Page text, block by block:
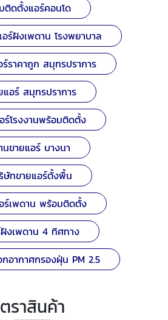
ติดตั้งแอร์คอนโด
ร์ฝังเพดาน โรงพยาบาล
ราคาถูก สมุทรปราการ
แอร์ สมุทรปราการ
ร์โรงงานพร้อมติดตั้ง
นขายแอร์ บางนา
ษัทขายแอร์ตั้งพื้น
ร์เพดาน พร้อมติดตั้ง
งเพดาน 4 ทิศทาง
อากาศกรองฝุ่น PM 2.5
ตราสินค้า